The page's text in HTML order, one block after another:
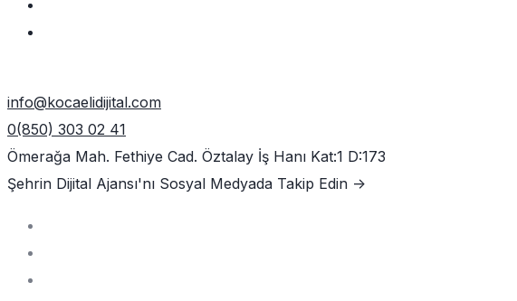
info@kocaelidijital.com
0(850) 303 02 41
Ömerağa Mah. Fethiye Cad. Öztalay İş Hanı Kat:1 D:173
Şehrin Dijital Ajansı'nı Sosyal Medyada Takip Edin ->